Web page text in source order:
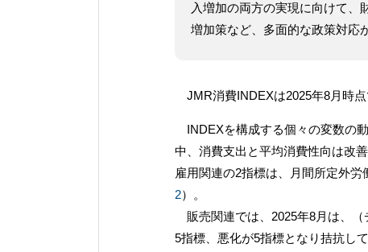
入増加の両方の実現に向けて、
増加策など、多面的な政策対応
JMR消費INDEXは2025年8月時
INDEXを構成する個々の変数の
中、消費支出と平均消費性向は改
雇用関連の2指標は、月間所定外
2）。
販売関連では、2025年8月は、（
5指標、悪化が5指標となり拮抗し